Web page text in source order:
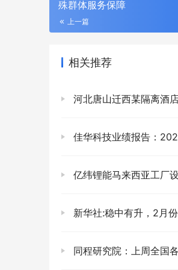
殊群体服务保障
上一篇
相关推荐
河北唐山迁西某隔离酒店要求吃药并拍视
佳华科技业绩报告：2021年归
亿纬锂能马来西亚工厂设备进场
新华社:稳中有升，2月份
同程研究院：上周全国各地